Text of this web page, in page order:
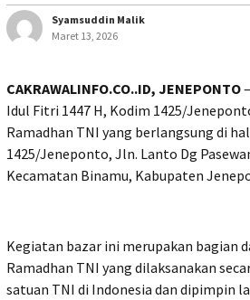
Syamsuddin Malik
Maret 13, 2026
CAKRAWALINFO.CO..ID, JENEPONTO
Idul Fitri 1447 H, Kodim 1425/
Ramadhan TNI yang berlangsung di
1425/Jeneponto, Jln. Lanto Dg
Kecamatan Binamu, Kabupaten
Kegiatan bazar ini merupakan bagian
Ramadhan TNI yang dilaksanakan
satuan TNI di Indonesia dan dipimpin